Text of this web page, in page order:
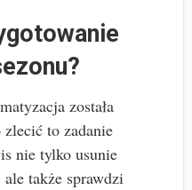
została
to zadanie
nie tylko usunie
także sprawdzi